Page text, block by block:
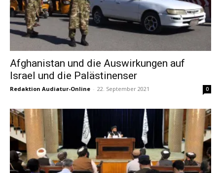
Afghanistan und die Auswirkungen auf
Israel und die Palästinenser
Redaktion Audiatur-Online - 22. September 2021 0